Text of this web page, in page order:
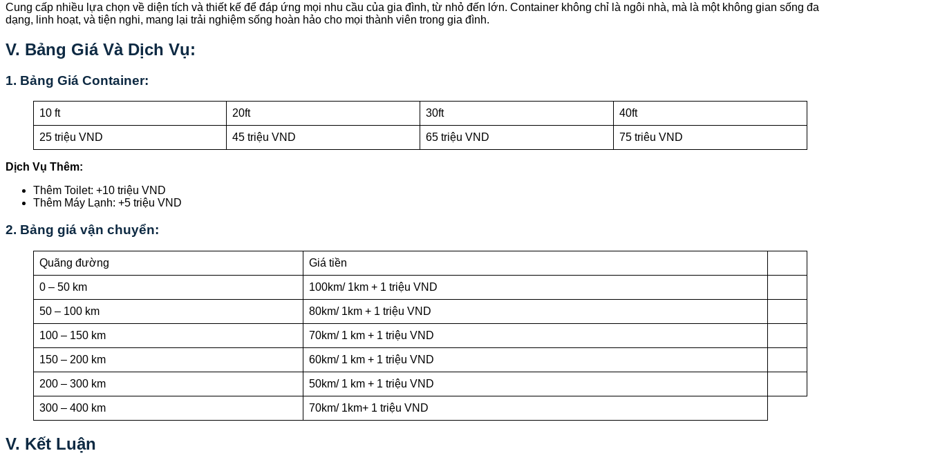
Cung cấp nhiều lựa chọn về diện tích và thiết kế để đáp ứng mọi nhu cầu của gia đình, từ nhỏ đến lớn. Container không chỉ là ngôi nhà, mà là một không gian sống đa
dạng, linh hoạt, và tiện nghi, mang lại trải nghiệm sống hoàn hảo cho mọi thành viên trong gia đình.
V. Bảng Giá Và Dịch Vụ:
1. Bảng Giá Container:
10 ft 20ft 30ft 40ft
25 triệu VND 45 triệu VND 65 triệu VND 75 triêu VND
Dịch Vụ Thêm:
Thêm Toilet: +10 triệu VND
Thêm Máy Lạnh: +5 triệu VND
2. Bảng giá vận chuyển:
Quãng đường Giá tiền
0 – 50 km 100km/ 1km + 1 triệu VND
50 – 100 km 80km/ 1km + 1 triệu VND
100 – 150 km 70km/ 1 km + 1 triệu VND
150 – 200 km 60km/ 1 km + 1 triệu VND
200 – 300 km 50km/ 1 km + 1 triệu VND
300 – 400 km 70km/ 1km+ 1 triệu VND
V. Kết Luận